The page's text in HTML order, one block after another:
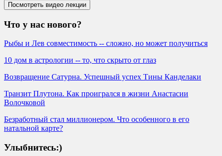
Что у нас нового?
Рыбы и Лев совместимость -- сложно, но может получиться
10 дом в астрологии -- то, что скрыто от глаз
Возвращение Сатурна. Успешный успех Тины Канделаки
Транзит Плутона. Как проигрался в жизни Анастасии
Волочковой
Безработный стал миллионером. Что особенного в его
натальной карте?
Улыбнитесь:)